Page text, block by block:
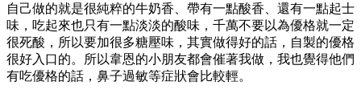
自己做的就是很純粹的牛奶香、帶有一點酸香、還有一點起士
味，吃起來也只有一點淡淡的酸味，千萬不要以為優格就一定
很死酸，所以要加很多糖壓味，其實做得好的話，自製的優格
很好入口的。所以韋恩的小朋友都會催著我做，我也覺得他們
有吃優格的話，鼻子過敏等症狀會比較輕。